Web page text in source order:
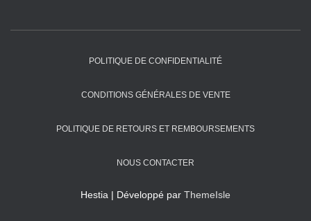
POLITIQUE DE CONFIDENTIALITÉ
CONDITIONS GÉNÉRALES DE VENTE
POLITIQUE DE RETOURS ET REMBOURSEMENTS
NOUS CONTACTER
Hestia | Développé par ThemeIsle